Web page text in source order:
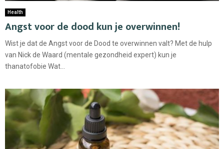
Health
Angst voor de dood kun je overwinnen!
Wist je dat de Angst voor de Dood te overwinnen valt? Met de hulp
van Nick de Waard (mentale gezondheid expert) kun je
thanatofobie Wat...